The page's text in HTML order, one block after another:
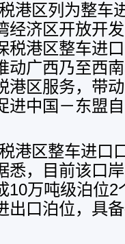
港区列为整车
经济区开放开
税港区整车进
动广西乃至西
港区服务，带
进中国－东盟
港区整车进口
悉，目前该口
10万吨级泊位2
出口泊位，具